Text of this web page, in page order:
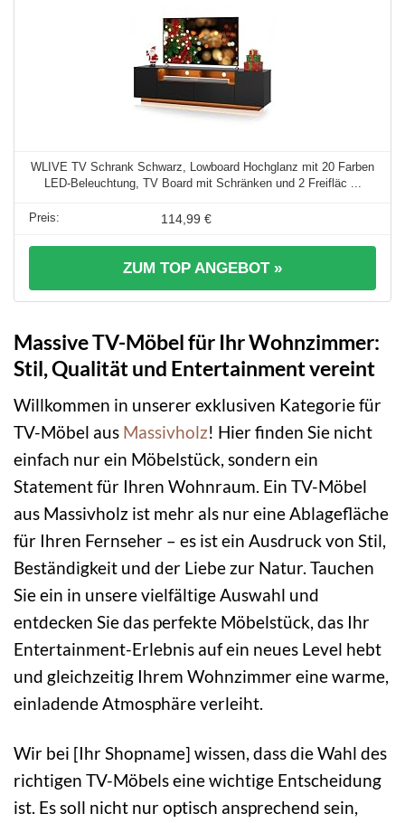
WLIVE TV Schrank Schwarz, Lowboard Hochglanz mit 20 Farben
LED-Beleuchtung, TV Board mit Schränken und 2 Freifläc ...
114,99 €
ZUM TOP ANGEBOT »
Massive TV-Möbel für Ihr Wohnzimmer:
Stil, Qualität und Entertainment vereint
Willkommen in unserer exklusiven Kategorie für
TV-Möbel aus Massivholz! Hier finden Sie nicht
einfach nur ein Möbelstück, sondern ein
Statement für Ihren Wohnraum. Ein TV-Möbel
aus Massivholz ist mehr als nur eine Ablagefläche
für Ihren Fernseher – es ist ein Ausdruck von Stil,
Beständigkeit und der Liebe zur Natur. Tauchen
Sie ein in unsere vielfältige Auswahl und
entdecken Sie das perfekte Möbelstück, das Ihr
Entertainment-Erlebnis auf ein neues Level hebt
und gleichzeitig Ihrem Wohnzimmer eine warme,
einladende Atmosphäre verleiht.
Wir bei [Ihr Shopname] wissen, dass die Wahl des
richtigen TV-Möbels eine wichtige Entscheidung
ist. Es soll nicht nur optisch ansprechend sein,